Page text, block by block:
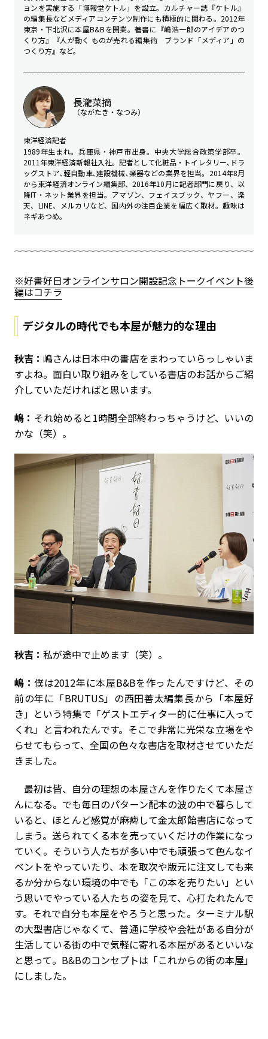
ョンを実施する「博報堂ケトル」を設立。カルチャー誌『ケトル』
の編集長などメディアコンテンツ制作にも積極的に関わる。2012年
東京・下北沢に本屋B&Bを開業。著書に『嶋浩一郎のアイデアのつ
くり方』『人が動く ものが売れる編集術 ブランド「メディア」の
つくり方』など。
長瀧菜摘
（ながたき・なつみ）
東洋経済記者
1989年生まれ。兵庫県・神戸市出身。中央大学総合政策学部卒。
2011年東洋経済新報社入社。記者として化粧品・トイレタリー､ドラ
ッグストア､軽自動車､建設機械､楽器などの業界を担当。2014年8月
から東洋経済オンライン編集部、2016年10月に記者部門に戻り、以
降IT・ネット業界を担当。アマゾン、フェイスブック、ヤフー、楽
天、LINE、メルカリなど、国内外の注目企業を幅広く取材。趣味は
ネギあつめ。
※好書好日オンラインサロン開設記念トークイベント後
編はコチラ
デジタルの時代でも本屋が魅力的な理由
秋吉：嶋さんは日本中の書店をまわっていらっしゃいま
すよね。面白い取り組みをしている書店のお話からご紹
介していただければと思います。
嶋： それ始めると1時間全部終わっちゃうけど、いいの
かな（笑）。
秋吉： 私が途中で止めます（笑）。
嶋：僕は2012年に本屋B&Bを作ったんですけど、その
前の年に「BRUTUS」の西田善太編集長から「本屋好
き」という特集で「ゲストエディター的に仕事に入って
くれ」と言われたんです。そこで非常に光栄な立場をや
らせてもらって、全国の色々な書店を取材させていただ
きました。
最初は皆、自分の理想の本屋さんを作りたくて本屋さ
んになる。でも毎日のパターン配本の波の中で暮らして
いると、ほとんど感覚が麻痺して金太郎飴書店になって
しまう。送られてくる本を売っていくだけの作業になっ
ていく。そういう人たちが多い中でも頑張って色んなイ
ベントをやっていたり、本を取次や版元に注文しても来
るか分からない環境の中でも「この本を売りたい」とい
う思いでやっている人たちの姿を見て、心打たれたんで
す。それで自分も本屋をやろうと思った。ターミナル駅
の大型書店じゃなくて、普通に学校や会社がある自分が
生活している街の中で気軽に寄れる本屋があるといいな
と思って。B&Bのコンセプトは「これからの街の本屋」
にしました。